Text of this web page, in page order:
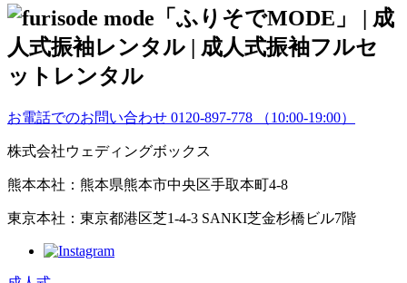
お電話でのお問い合わせ 0120-897-778 （10:00-19:00）
株式会社ウェディングボックス
熊本本社：熊本県熊本市中央区手取本町4-8
東京本社：東京都港区芝1-4-3 SANKI芝金杉橋ビル7階